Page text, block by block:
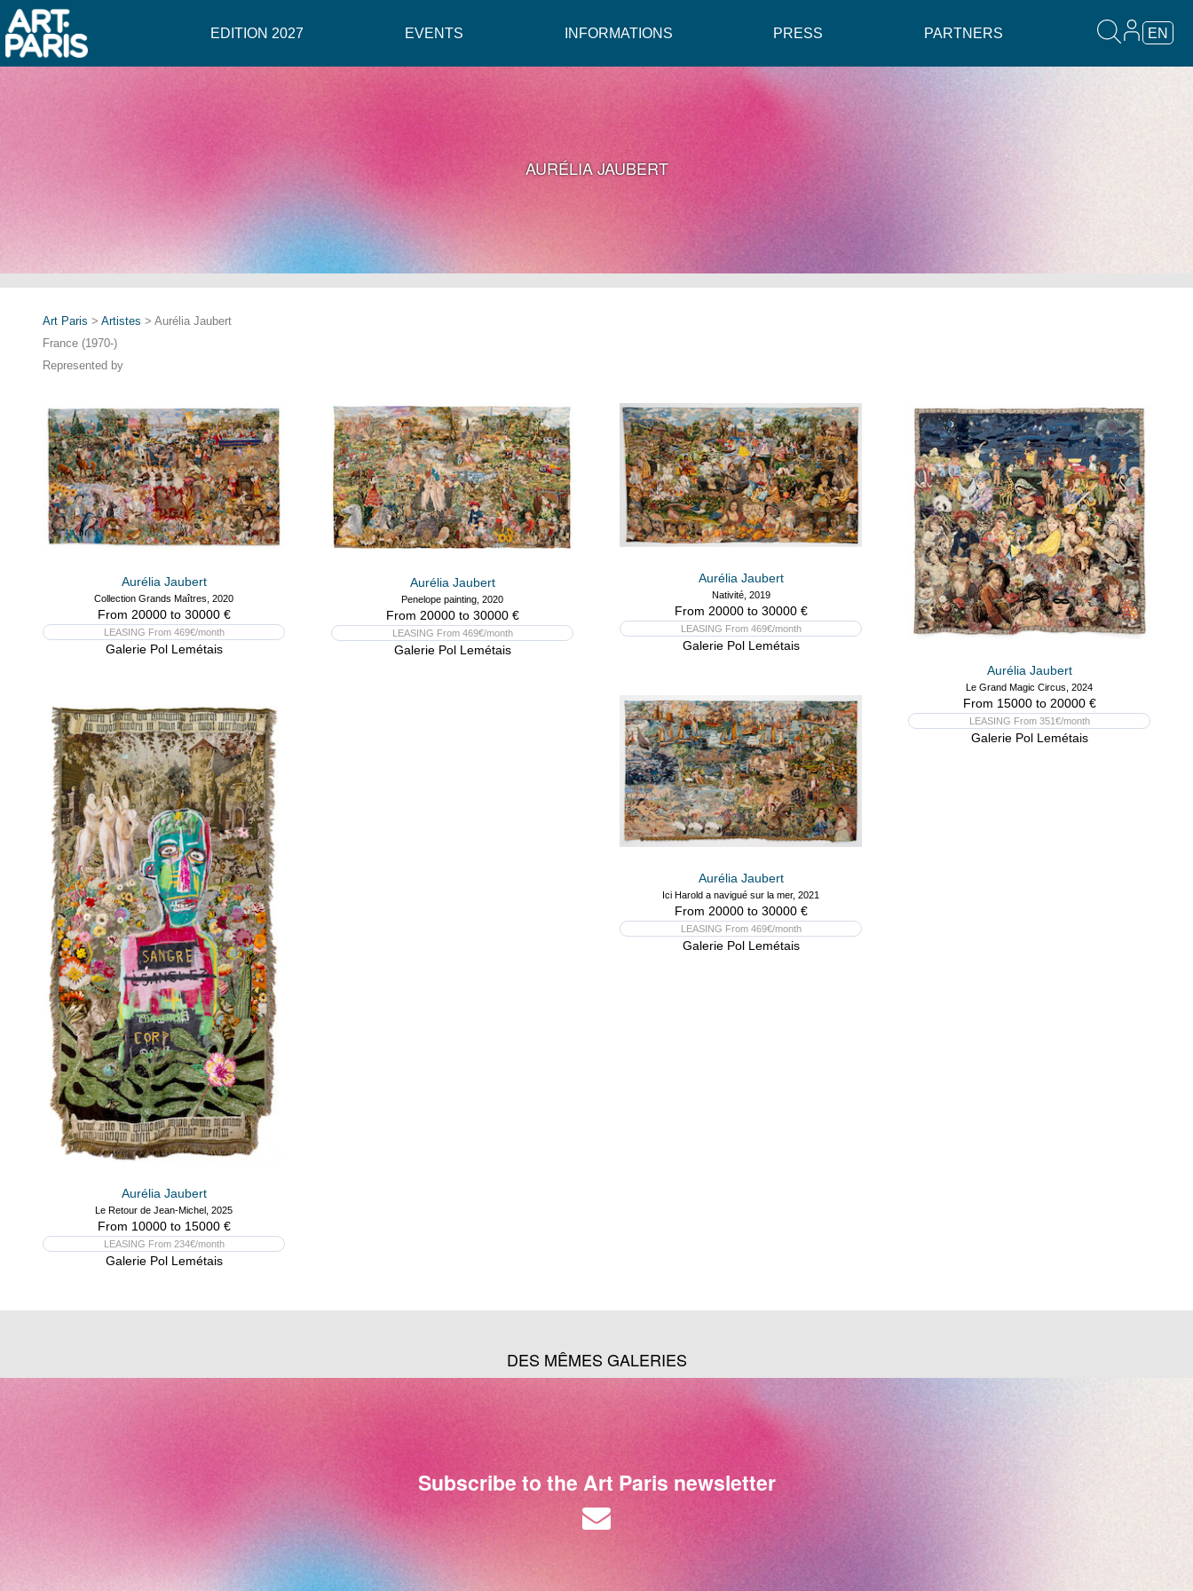
EDITION 2027 EVENTS INFORMATIONS PRESS PARTNERS EN
AURÉLIA JAUBERT
Art Paris > Artistes > Aurélia Jaubert
France (1970-)
Represented by
Aurélia Jaubert
Collection Grands Maîtres, 2020
From 20000 to 30000 €
LEASING From 469€/month
Galerie Pol Lemétais
Aurélia Jaubert
Penelope painting, 2020
From 20000 to 30000 €
LEASING From 469€/month
Galerie Pol Lemétais
Aurélia Jaubert
Nativité, 2019
From 20000 to 30000 €
LEASING From 469€/month
Galerie Pol Lemétais
Aurélia Jaubert
Le Grand Magic Circus, 2024
From 15000 to 20000 €
LEASING From 351€/month
Galerie Pol Lemétais
Aurélia Jaubert
Ici Harold a navigué sur la mer, 2021
From 20000 to 30000 €
LEASING From 469€/month
Galerie Pol Lemétais
Aurélia Jaubert
Le Retour de Jean-Michel, 2025
From 10000 to 15000 €
LEASING From 234€/month
Galerie Pol Lemétais
DES MÊMES GALERIES
Subscribe to the Art Paris newsletter